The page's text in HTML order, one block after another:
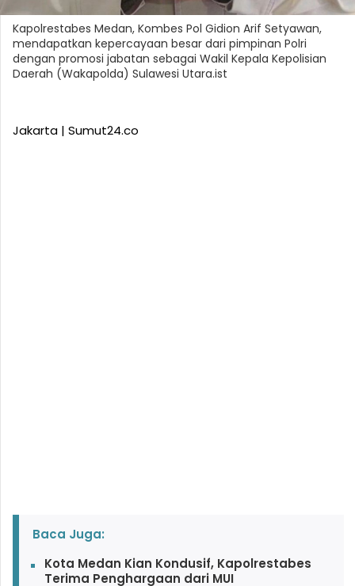
Kapolrestabes Medan, Kombes Pol Gidion Arif Setyawan,
mendapatkan kepercayaan besar dari pimpinan Polri
dengan promosi jabatan sebagai Wakil Kepala Kepolisian
Daerah (Wakapolda) Sulawesi Utara.ist
Jakarta | Sumut24.co
Baca Juga:
Kota Medan Kian Kondusif, Kapolrestabes
Terima Penghargaan dari MUI